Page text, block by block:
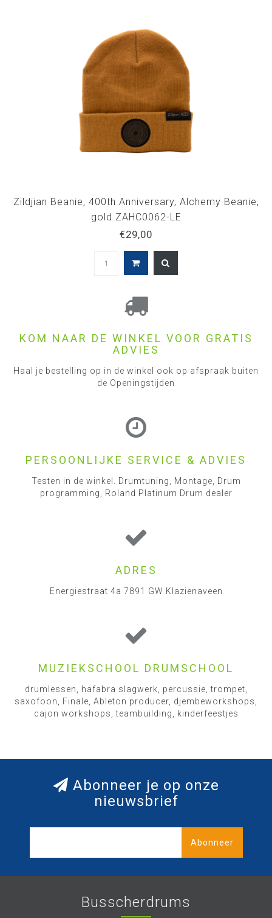
Zildjian Beanie, 400th Anniversary, Alchemy Beanie,
gold ZAHC0062-LE
€29,00
KOM NAAR DE WINKEL VOOR GRATIS
ADVIES
Haal je bestelling op in de winkel ook op afspraak buiten
de Openingstijden
PERSOONLIJKE SERVICE & ADVIES
Testen in de winkel. Drumtuning, Montage, Drum
programming, Roland Platinum Drum dealer
ADRES
Energiestraat 4a 7891 GW Klazienaveen
MUZIEKSCHOOL DRUMSCHOOL
drumlessen, hafabra slagwerk, percussie, trompet,
saxofoon, Finale, Ableton producer, djembeworkshops,
cajon workshops, teambuilding, kinderfeestjes
Abonneer je op onze
nieuwsbrief
Abonneer
Busscherdrums